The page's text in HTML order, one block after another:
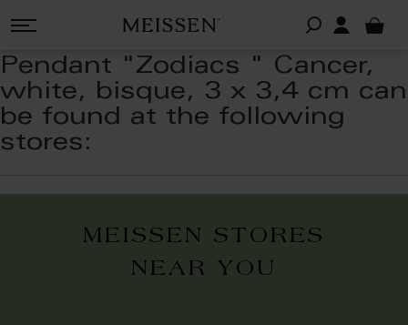
Pendant "Zodiacs " Cancer,
white, bisque, 3 x 3,4 cm can
be found at the following
stores:
MEISSEN STORES
NEAR YOU